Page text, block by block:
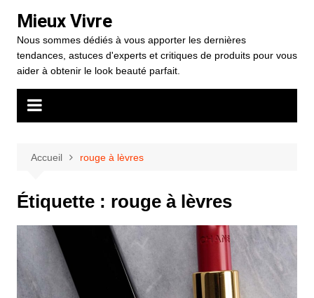
contenu
Mieux Vivre
Nous sommes dédiés à vous apporter les dernières
tendances, astuces d'experts et critiques de produits pour vous
aider à obtenir le look beauté parfait.
Accueil rouge à lèvres
Étiquette : rouge à lèvres